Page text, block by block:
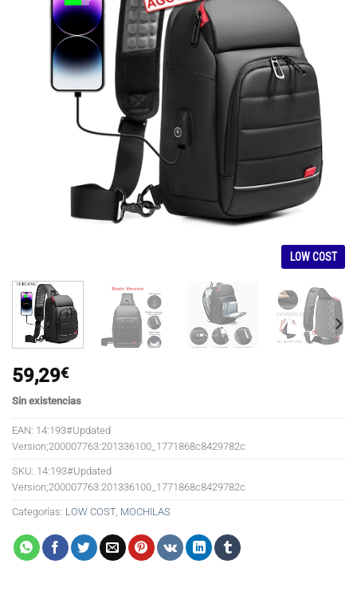
LOW COST
59,29€
Sin existencias
EAN: 14:193#Updated
Version;200007763:201336100_1771868c8429782c
SKU: 14:193#Updated
Version;200007763:201336100_1771868c8429782c
Categorías: LOW COST, MOCHILAS